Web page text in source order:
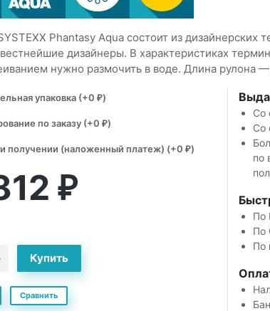
Phantasy Aqua состоит из дизайнерских
дизайнеры. В характеристиках
нужно размочить в воде. Длина рулона
упаковка (+0 ₽)
по заказу (+0 ₽)
получении (наложенный платеж) (+0 ₽)
₽
Сравнить
Со
Со
по
По
По
По